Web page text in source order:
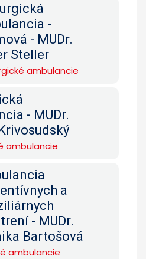
-
- MUDr.
Steller
ambulancie
- MUDr.
ambulancie
a
- MUDr.
Bartošová
ambulancie